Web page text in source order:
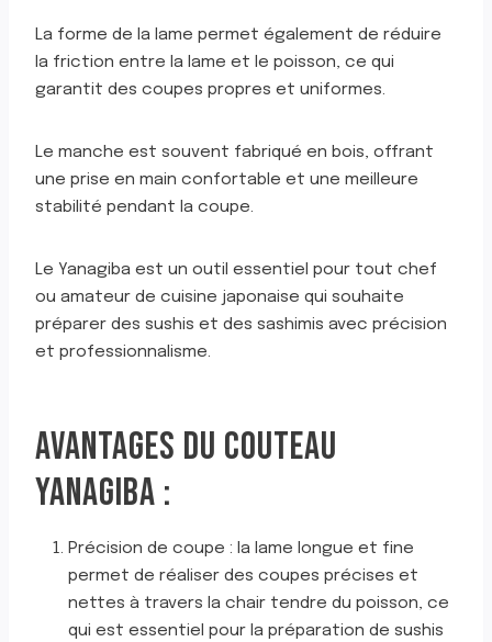
La forme de la lame permet également de réduire
la friction entre la lame et le poisson, ce qui
garantit des coupes propres et uniformes.
Le manche est souvent fabriqué en bois, offrant
une prise en main confortable et une meilleure
stabilité pendant la coupe.
Le Yanagiba est un outil essentiel pour tout chef
ou amateur de cuisine japonaise qui souhaite
préparer des sushis et des sashimis avec précision
et professionnalisme.
AVANTAGES DU COUTEAU
YANAGIBA :
Précision de coupe : la lame longue et fine
permet de réaliser des coupes précises et
nettes à travers la chair tendre du poisson, ce
qui est essentiel pour la préparation de sushis